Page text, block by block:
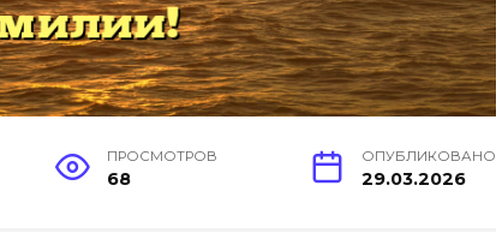
ПРОСМОТРОВ
68
ОПУБЛИКОВАНО
29.03.2026